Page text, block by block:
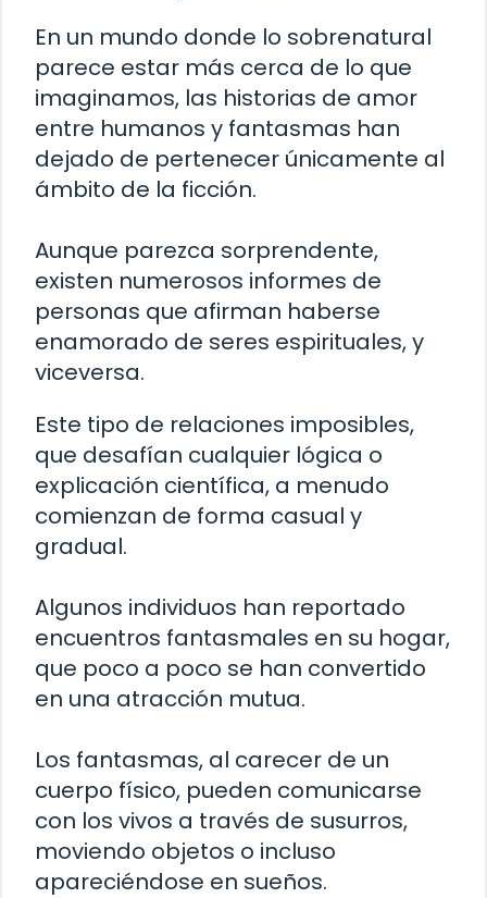
En un mundo donde lo sobrenatural
parece estar más cerca de lo que
imaginamos, las historias de amor
entre humanos y fantasmas han
dejado de pertenecer únicamente al
ámbito de la ficción.
Aunque parezca sorprendente,
existen numerosos informes de
personas que afirman haberse
enamorado de seres espirituales, y
viceversa.
Este tipo de relaciones imposibles,
que desafían cualquier lógica o
explicación científica, a menudo
comienzan de forma casual y
gradual.
Algunos individuos han reportado
encuentros fantasmales en su hogar,
que poco a poco se han convertido
en una atracción mutua.
Los fantasmas, al carecer de un
cuerpo físico, pueden comunicarse
con los vivos a través de susurros,
moviendo objetos o incluso
apareciéndose en sueños.